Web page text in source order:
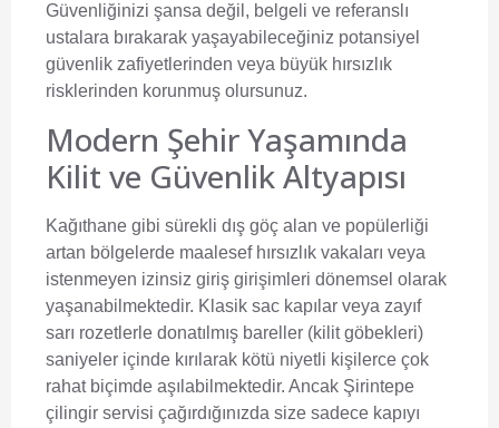
Güvenliğinizi şansa değil, belgeli ve referanslı
ustalara bırakarak yaşayabileceğiniz potansiyel
güvenlik zafiyetlerinden veya büyük hırsızlık
risklerinden korunmuş olursunuz.
Modern Şehir Yaşamında
Kilit ve Güvenlik Altyapısı
Kağıthane gibi sürekli dış göç alan ve popülerliği
artan bölgelerde maalesef hırsızlık vakaları veya
istenmeyen izinsiz giriş girişimleri dönemsel olarak
yaşanabilmektedir. Klasik sac kapılar veya zayıf
sarı rozetlerle donatılmış bareller (kilit göbekleri)
saniyeler içinde kırılarak kötü niyetli kişilerce çok
rahat biçimde aşılabilmektedir. Ancak Şirintepe
çilingir servisi çağırdığınızda size sadece kapıyı